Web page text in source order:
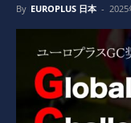
By EUROPLUS 日本 - 2025